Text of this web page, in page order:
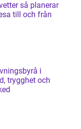
till och från
i